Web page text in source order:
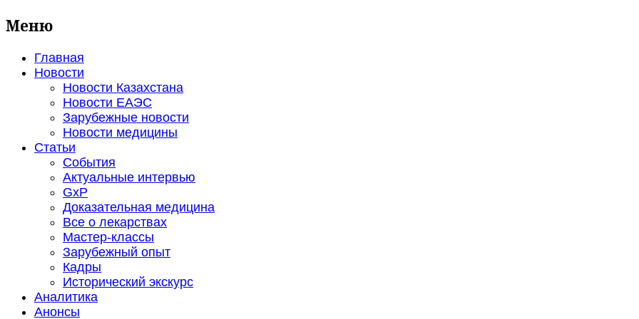
Меню
Главная
Новости
Новости Казахстана
Новости ЕАЭС
Зарубежные новости
Новости медицины
Статьи
События
Актуальные интервью
GxP
Доказательная медицина
Все о лекарствах
Мастер-классы
Зарубежный опыт
Кадры
Исторический экскурс
Аналитика
Анонсы